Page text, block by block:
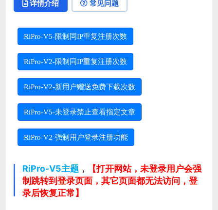
详情介绍 常见问题
RiPro-V5-限制同IP重复注册次数
RiPro-V2-限制同IP重复注册次数
RiPro-V2-新用户赠送免费下载次数
RiPro-V5-未登录禁止查看指定文章
RiPro-V2-强制用户登录注册功能
RiPro-V5主题 ，
【打开网站，未登录用户会强
制跳转到登录页面，其它页面都无法访问，登
录后恢复正常】